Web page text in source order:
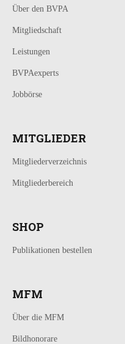
Über den BVPA
Mitgliedschaft
Leistungen
BVPAexperts
Jobbörse
MITGLIEDER
Mitgliederverzeichnis
Mitgliederbereich
SHOP
Publikationen bestellen
MFM
Über die MFM
Bildhonorare